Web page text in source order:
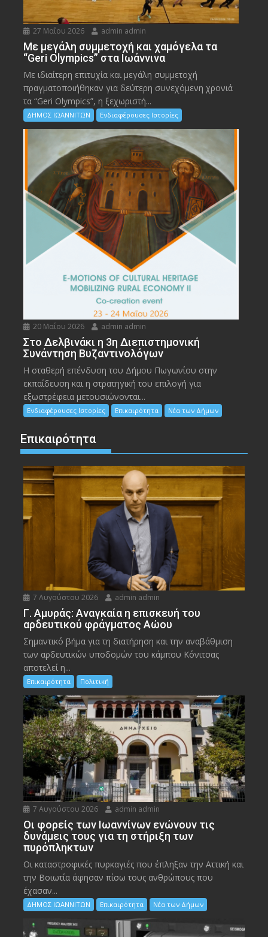
27 Μαΐου 2026 admin admin
Με μεγάλη συμμετοχή και χαμόγελα τα
“Geri Olympics” στα Ιωάννινα
Με ιδιαίτερη επιτυχία και μεγάλη συμμετοχή
πραγματοποιήθηκαν για δεύτερη συνεχόμενη χρονιά
τα “Geri Olympics”, η ξεχωριστή...
ΔΗΜΟΣ ΙΩΑΝΝΙΤΩΝ Ενδιαφέρουσες Ιστορίες
20 Μαΐου 2026 admin admin
Στο Δελβινάκι η 3η Διεπιστημονική
Συνάντηση Βυζαντινολόγων
Η σταθερή επένδυση του Δήμου Πωγωνίου στην
εκπαίδευση και η στρατηγική του επιλογή για
εξωστρέφεια μετουσιώνονται...
Ενδιαφέρουσες Ιστορίες Επικαιρότητα Νέα των Δήμων
Επικαιρότητα
7 Αυγούστου 2026 admin admin
Γ. Αμυράς: Αναγκαία η επισκευή του
αρδευτικού φράγματος Αώου
Σημαντικό βήμα για τη διατήρηση και την αναβάθμιση
των αρδευτικών υποδομών του κάμπου Κόνιτσας
αποτελεί η...
Επικαιρότητα Πολιτική
7 Αυγούστου 2026 admin admin
Οι φορείς των Ιωαννίνων ενώνουν τις
δυνάμεις τους για τη στήριξη των
πυρόπληκτων
Οι καταστροφικές πυρκαγιές που έπληξαν την Αττική και
την Bοιωτία άφησαν πίσω τους ανθρώπους που
έχασαν...
ΔΗΜΟΣ ΙΩΑΝΝΙΤΩΝ Επικαιρότητα Νέα των Δήμων